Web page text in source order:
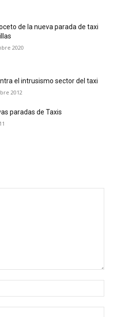
de la nueva parada de taxi
2020
el intrusismo sector del taxi
2012
paradas de Taxis